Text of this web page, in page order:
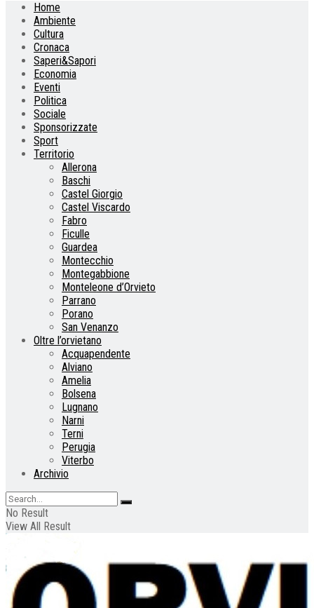
Home
Ambiente
Cultura
Cronaca
Saperi&Sapori
Economia
Eventi
Politica
Sociale
Sponsorizzate
Sport
Territorio
Allerona
Baschi
Castel Giorgio
Castel Viscardo
Fabro
Ficulle
Guardea
Montecchio
Montegabbione
Monteleone d’Orvieto
Parrano
Porano
San Venanzo
Oltre l’orvietano
Acquapendente
Alviano
Amelia
Bolsena
Lugnano
Narni
Terni
Perugia
Viterbo
Archivio
No Result
View All Result